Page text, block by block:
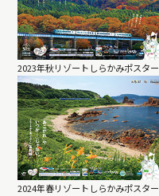
2023年秋リゾートしらかみポスター
2024年春リゾートしらかみポスター